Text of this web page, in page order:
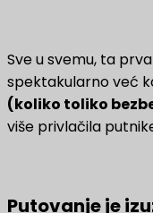
Sve u svemu, ta
spektakularno već
(koliko toliko
više privlačila
Putovanje je